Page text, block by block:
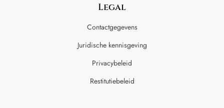
Legal
Contactgegevens
Juridische kennisgeving
Privacybeleid
Restitutiebeleid